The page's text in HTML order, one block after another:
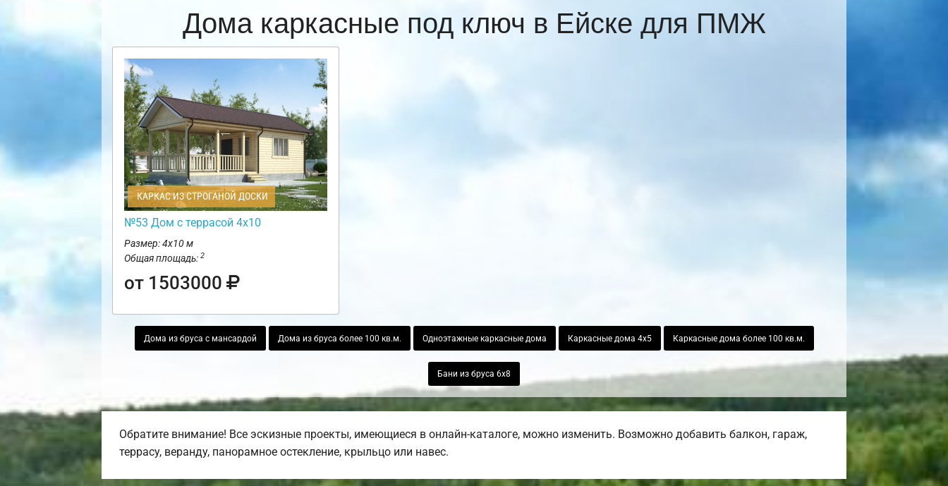
Дома каркасные под ключ в Ейске для ПМЖ
КАРКАС ИЗ СТРОГАНОЙ ДОСКИ
№53 Дом с террасой 4х10
Размер: 4х10 м
Общая площадь: 2
от 1503000
Дома из бруса с мансардой Дома из бруса более 100 кв.м. Одноэтажные каркасные дома Каркасные дома 4х5 Каркасные дома более 100 кв.м.
Бани из бруса 6х8
Обратите внимание! Все эскизные проекты, имеющиеся в онлайн-каталоге, можно изменить. Возможно добавить балкон, гараж,
террасу, веранду, панорамное остекление, крыльцо или навес.